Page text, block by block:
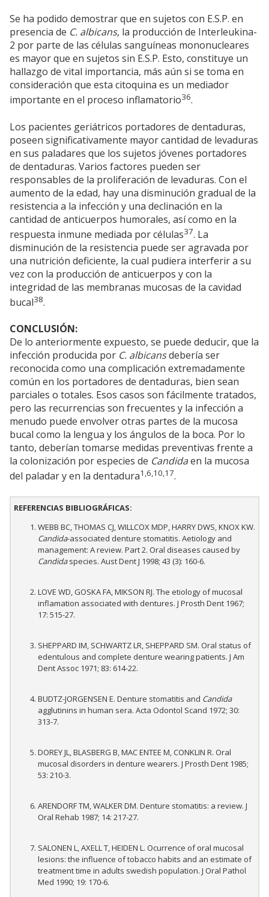
Se ha podido demostrar que en sujetos con E.S.P. en
presencia de C. albicans, la producción de Interleukina-
2 por parte de las células sanguíneas mononucleares
es mayor que en sujetos sin E.S.P. Esto, constituye un
hallazgo de vital importancia, más aún si se toma en
consideración que esta citoquina es un mediador
importante en el proceso inflamatorio36.
Los pacientes geriátricos portadores de dentaduras,
poseen significativamente mayor cantidad de levaduras
en sus paladares que los sujetos jóvenes portadores
de dentaduras. Varios factores pueden ser
responsables de la proliferación de levaduras. Con el
aumento de la edad, hay una disminución gradual de la
resistencia a la infección y una declinación en la
cantidad de anticuerpos humorales, así como en la
respuesta inmune mediada por células37. La
disminución de la resistencia puede ser agravada por
una nutrición deficiente, la cual pudiera interferir a su
vez con la producción de anticuerpos y con la
integridad de las membranas mucosas de la cavidad
bucal38.
CONCLUSIÓN:
De lo anteriormente expuesto, se puede deducir, que la
infección producida por C. albicansdebería ser
reconocida como una complicación extremadamente
común en los portadores de dentaduras, bien sean
parciales o totales. Esos casos son fácilmente tratados,
pero las recurrencias son frecuentes y la infección a
menudo puede envolver otras partes de la mucosa
bucal como la lengua y los ángulos de la boca. Por lo
tanto, deberían tomarse medidas preventivas frente a
la colonización por especies de Candidaen la mucosa
del paladar y en la dentadura1,6,10,17.
REFERENCIAS BIBLIOGRÁFICAS:
WEBB BC, THOMAS CJ, WILLCOX MDP, HARRY DWS, KNOX KW.
Candida-associated denture stomatitis. Aetiology and
management: A review. Part 2. Oral diseases caused by
Candidaspecies. Aust Dent J 1998; 43 (3): 160-6.
LOVE WD, GOSKA FA, MIKSON RJ. The etiology of mucosal
inflamation associated with dentures. J Prosth Dent 1967;
17: 515-27.
SHEPPARD IM, SCHWARTZ LR, SHEPPARD SM. Oral status of
edentulous and complete denture wearing patients. J Am
Dent Assoc 1971; 83: 614-22.
BUDTZ-JORGENSEN E. Denture stomatitis and Candida
agglutinins in human sera. Acta Odontol Scand 1972; 30:
313-7.
DOREY JL, BLASBERG B, MAC ENTEE M, CONKLIN R. Oral
mucosal disorders in denture wearers. J Prosth Dent 1985;
53: 210-3.
ARENDORF TM, WALKER DM. Denture stomatitis: a review. J
Oral Rehab 1987; 14: 217-27.
SALONEN L, AXELL T, HEIDEN L. Ocurrence of oral mucosal
lesions: the influence of tobacco habits and an estimate of
treatment time in adults swedish population. J Oral Pathol
Med 1990; 19: 170-6.